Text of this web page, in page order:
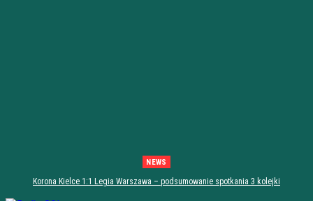
NEWS
Korona Kielce 1:1 Legia Warszawa – podsumowanie spotkania 3 kolejki